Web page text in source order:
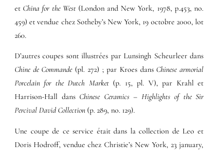
et China for the West(London and New York, 1978, p.453, no.
459) et vendue chez Sotheby’s New York, 19 octobre 2000, lot
260.
D’autres coupes sont illustrées par Lunsingh Scheurleer dans
Chine de Commande(pl. 272) ; par Kroes dans Chinese armorial
Porcelain for the Dutch Market(p. 15, pl. V), par Krahl et
Harrison-Hall dans Chinese Ceramics – Highlights of the Sir
Percival David Collection (p. 289, no. 129).
Une coupe de ce service était dans la collection de Leo et
Doris Hodroff, vendue chez Christie’s New York, 23 january,